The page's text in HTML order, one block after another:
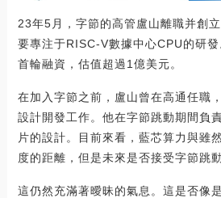
23年5月，字節的高管盧山離職并創
要專注于RISC-V數據中心CPU的研
首輪融資，估值超過1億美元。
在加入字節之前，盧山曾在高通任職
設計開發工作。他在字節跳動期間負
片的設計。目前來看，藍芯算力與雖
度的距離，但是未來是否接受字節跳
這仍然充滿著曖昧的氣息。這是否像